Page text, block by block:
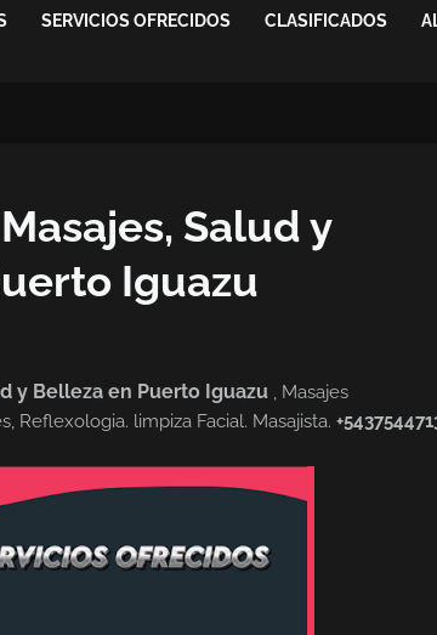
SERVICIOS OFRECIDOS CLASIFICADOS
Salud y
Iguazu
y Belleza en Puerto Iguazu , Masajes
Reflexologia. limpiza Facial. Masajista.